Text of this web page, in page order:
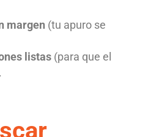
margen (tu apuro se
listas(para que el